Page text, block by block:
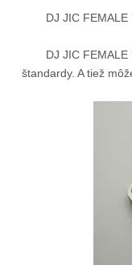
DJ JIC FEMALE
DJ JIC FEMALE
štandardy. A tiež